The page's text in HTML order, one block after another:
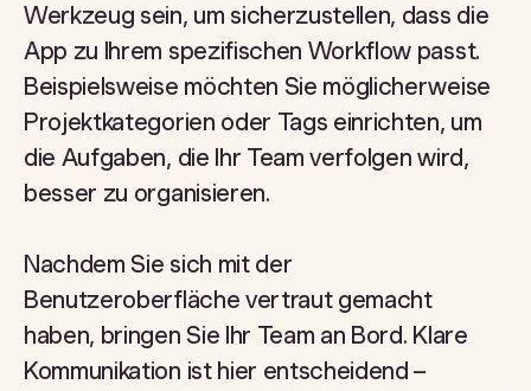
Werkzeug sein, um sicherzustellen, dass die
App zu Ihrem spezifischen Workflow passt.
Beispielsweise möchten Sie möglicherweise
Projektkategorien oder Tags einrichten, um
die Aufgaben, die Ihr Team verfolgen wird,
besser zu organisieren.
Nachdem Sie sich mit der
Benutzeroberfläche vertraut gemacht
haben, bringen Sie Ihr Team an Bord. Klare
Kommunikation ist hier entscheidend –